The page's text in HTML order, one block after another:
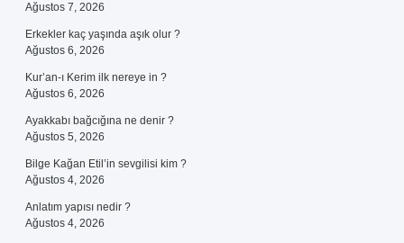
Ağustos 7, 2026
Erkekler kaç yaşında aşık olur ?
Ağustos 6, 2026
Kur’an-ı Kerim ilk nereye in ?
Ağustos 6, 2026
Ayakkabı bağcığına ne denir ?
Ağustos 5, 2026
Bilge Kağan Etil’in sevgilisi kim ?
Ağustos 4, 2026
Anlatım yapısı nedir ?
Ağustos 4, 2026